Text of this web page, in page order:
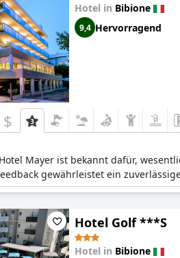
Hotel in Bibione
9,4 Hervorragend
$
Mayer ist bekannt dafür,
gewährleistet ein
Hotel Golf ***S
Hotel in Bibione